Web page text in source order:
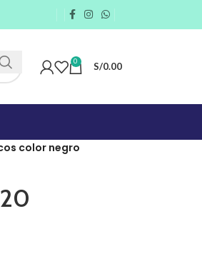
0 S/0.00
color negro